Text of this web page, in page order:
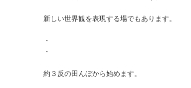
新しい世界観を表現する場でもあります。
・
・
約３反の田んぼから始めます。